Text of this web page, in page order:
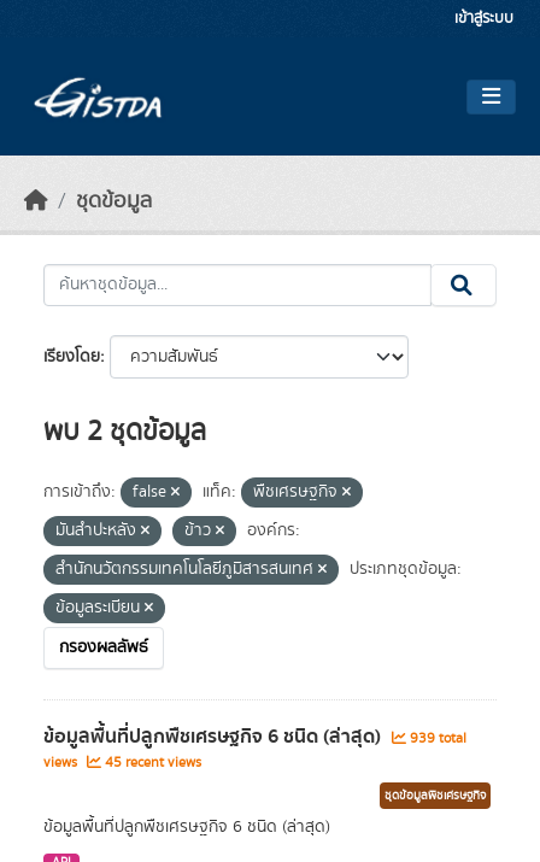
เข้าสู่ระบบ
ชุดข้อมูล
เรียงโดย
พบ 2 ชุดข้อมูล
การเข้าถึง: false แท็ค:
พืชเศรษฐกิจ
มันสำปะหลัง
ข้าว
องค์กร:
สำนักนวัตกรรมเทคโนโลยีภูมิสารสนเทศ
ประเภทชุดข้อมูล:
ข้อมูลระเบียน
กรองผลลัพธ์
ข้อมูลพื้นที่ปลูกพืชเศรษฐกิจ 6 ชนิด (ล่าสุด)
939 total
views
45 recent views
ชุดข้อมูลพืชเศรษฐกิจ
ข้อมูลพื้นที่ปลูกพืชเศรษฐกิจ 6 ชนิด (ล่าสุด)